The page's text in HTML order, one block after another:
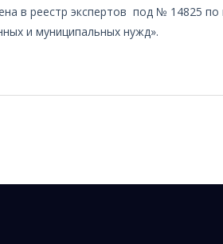
в реестр экспертов под № 14825
и муниципальных нужд».